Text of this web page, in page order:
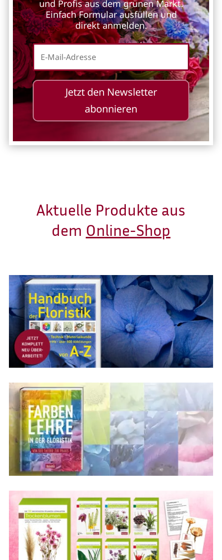
und Profis aus dem grünen Markt.
Einfach Formular ausfüllen und
direkt anmelden.
Jetzt den Newsletter
abonnieren
Aktuelle Produkte aus
dem Online-Shop